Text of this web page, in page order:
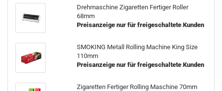
Drehmaschine Zigaretten Fertiger Roller
68mm
Preisanzeige nur für freigeschaltete Kunden
SMOKING Metall Rolling Machine King Size
110mm
Preisanzeige nur für freigeschaltete Kunden
Zigaretten Fertiger Rolling Maschine 70mm